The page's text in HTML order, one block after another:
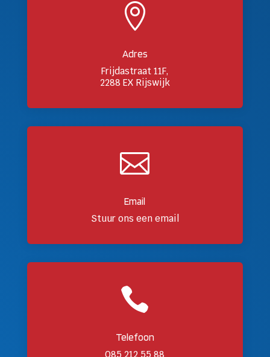

Adres
Frijdastraat 11F,
2288 EX Rijswijk

Email
Stuur ons een email

Telefoon
085 212 55 88